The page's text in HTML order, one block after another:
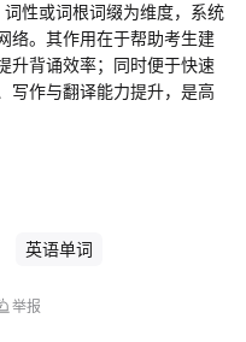
性或词根词缀为维度，系统
络。其作用在于帮助考生建
升背诵效率；同时便于快速
写作与翻译能力提升，是高
英语单词
举报